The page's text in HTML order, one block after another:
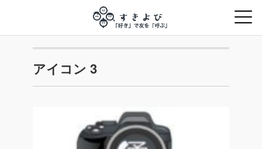
アイコン 3